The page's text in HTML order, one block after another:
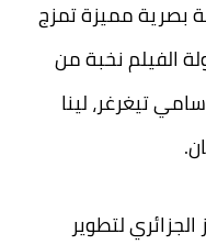
بصرية مميزة تمزج
الفيلم نخبة من
تيغرغر، لينا
لتطوير